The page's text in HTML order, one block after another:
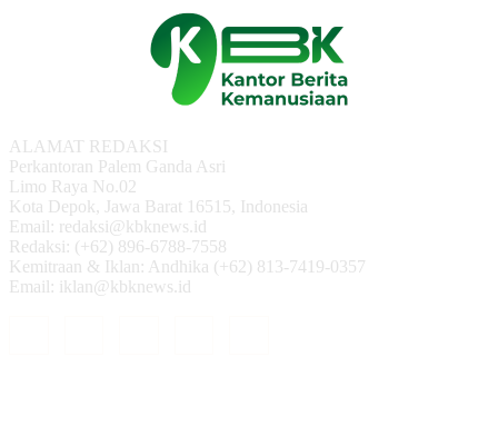
ALAMAT REDAKSI
Perkantoran Palem Ganda Asri
Limo Raya No.02
Kota Depok, Jawa Barat 16515, Indonesia
Email: redaksi@kbknews.id
Redaksi: (+62) 896-6788-7558
Kemitraan & Iklan: Andhika (+62) 813-7419-0357
Email: iklan@kbknews.id